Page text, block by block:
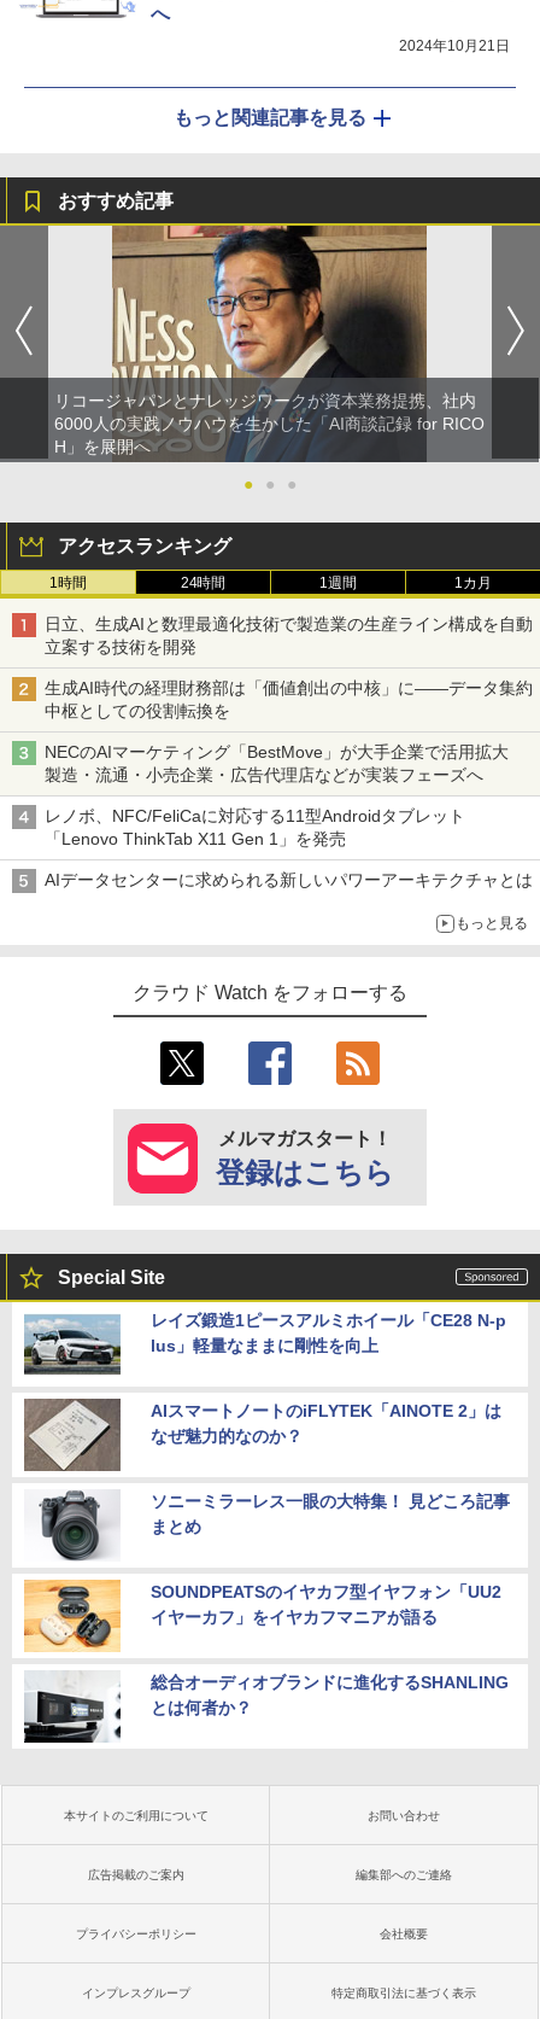
へ
2024年10月21日
もっと関連記事を見る
おすすめ記事
リコージャパンとナレッジワークが資本業務提携、社内
6000人の実践ノウハウを生かした「AI商談記録 for RICO
H」を展開へ
●
● ●
アクセスランキング
1時間 24時間 1週間 1カ月
日立、生成AIと数理最適化技術で製造業の生産ライン構成を自動
立案する技術を開発
生成AI時代の経理財務部は「価値創出の中核」に――データ集約
中枢としての役割転換を
NECのAIマーケティング「BestMove」が大手企業で活用拡大
製造・流通・小売企業・広告代理店などが実装フェーズへ
レノボ、NFC/FeliCaに対応する11型Androidタブレット
「Lenovo ThinkTab X11 Gen 1」を発売
AIデータセンターに求められる新しいパワーアーキテクチャとは
もっと見る
クラウド Watch をフォローする
メルマガスタート！
登録はこちら
Special Site
レイズ鍛造1ピースアルミホイール「CE28 N-p
lus」軽量なままに剛性を向上
AIスマートノートのiFLYTEK「AINOTE 2」は
なぜ魅力的なのか？
ソニーミラーレス一眼の大特集！ 見どころ記事
まとめ
SOUNDPEATSのイヤカフ型イヤフォン「UU2
イヤーカフ」をイヤカフマニアが語る
総合オーディオブランドに進化するSHANLING
とは何者か？
本サイトのご利用について お問い合わせ
広告掲載のご案内 編集部へのご連絡
プライバシーポリシー 会社概要
インプレスグループ 特定商取引法に基づく表示